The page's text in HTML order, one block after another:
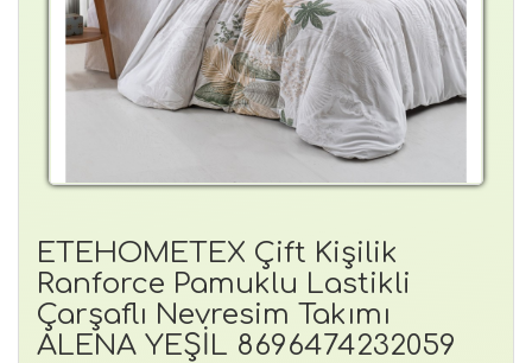
ETEHOMETEX Çift Kişilik
Ranforce Pamuklu Lastikli
Çarşaflı Nevresim Takımı
ALENA YEŞİL 8696474232059